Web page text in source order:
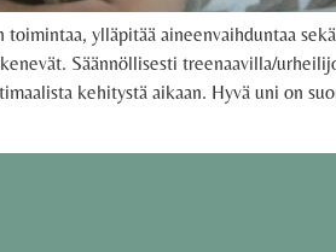
ylläpitää aineenvaihduntaa
Säännöllisesti treenaavilla/
kehitystä aikaan. Hyvä uni on